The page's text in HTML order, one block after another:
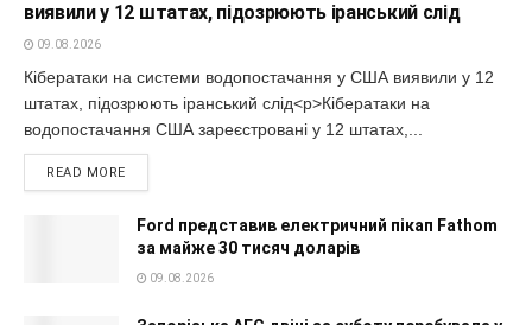
виявили у 12 штатах, підозрюють іранський слід
09.08.2026
Кібератаки на системи водопостачання у США виявили у 12
штатах, підозрюють іранський слід<p>Кібератаки на
водопостачання США зареєстровані у 12 штатах,...
READ MORE
Ford представив електричний пікап Fathom
за майже 30 тисяч доларів
09.08.2026